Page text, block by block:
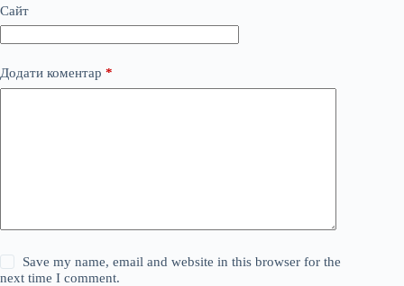
Сайт
Додати коментар *
Save my name, email and website in this browser for the
next time I comment.